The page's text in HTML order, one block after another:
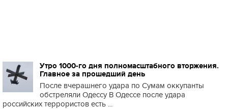
Утро 1000-го дня полномасштабного вторжения.
Главное за прошедший день
После вчерашнего удара по Сумам оккупанты
обстреляли Одессу В Одессе после удара
российских террористов есть ...